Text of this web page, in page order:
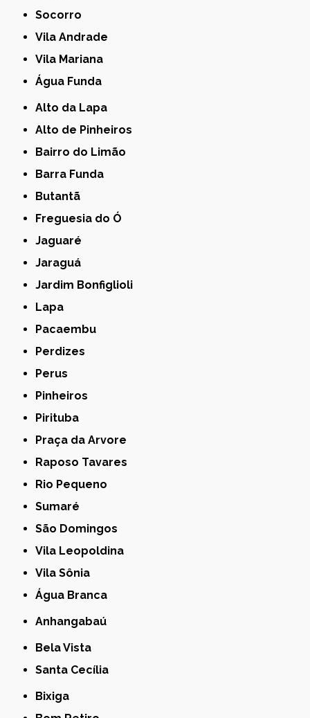
Socorro
Vila Andrade
Vila Mariana
Água Funda
Alto da Lapa
Alto de Pinheiros
Bairro do Limão
Barra Funda
Butantã
Freguesia do Ó
Jaguaré
Jaraguá
Jardim Bonfiglioli
Lapa
Pacaembu
Perdizes
Perus
Pinheiros
Pirituba
Praça da Arvore
Raposo Tavares
Rio Pequeno
Sumaré
São Domingos
Vila Leopoldina
Vila Sônia
Água Branca
Anhangabaú
Bela Vista
Santa Cecília
Bixiga